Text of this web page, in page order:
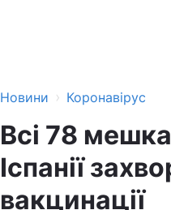
Новини › Коронавірус
Всі 78
Іспанії
вакцинації